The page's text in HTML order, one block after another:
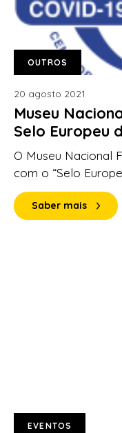
OUTROS
20 agosto 2021
Museu
Selo Europeu
O Museu Nacional
com o “Selo
Saber mais
EVENTOS